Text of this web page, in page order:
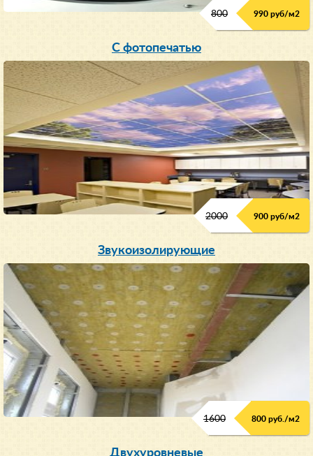
800 990 руб/м2
С фотопечатью
2000 900 руб/м2
Звукоизолирующие
1600 800 руб./м2
Двухуровневые